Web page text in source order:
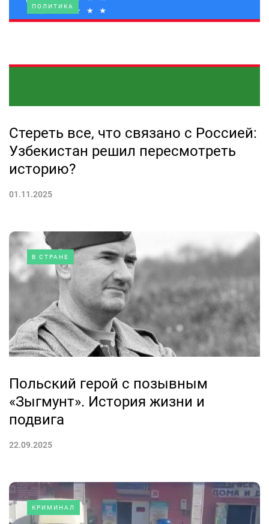
ПОЛИТИКА
Стереть все, что связано с Россией:
Узбекистан решил пересмотреть
историю?
01.11.2025
В СТРАНЕ
Польский герой с позывным
«Зыгмунт». История жизни и
подвига
22.09.2025
КРИМИНАЛ